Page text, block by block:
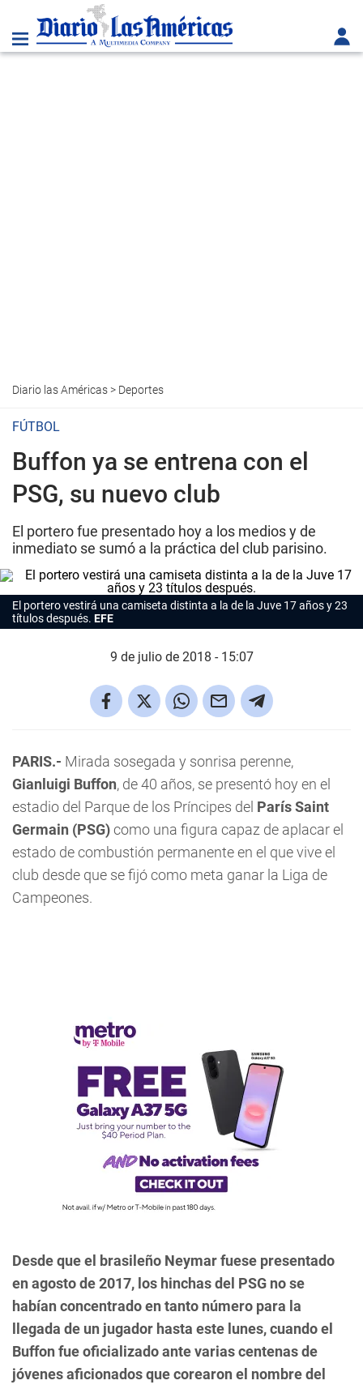
Diario las Américas> Deportes
FÚTBOL
Buffon ya se entrena con el
PSG, su nuevo club
El portero fue presentado hoy a los medios y de
inmediato se sumó a la práctica del club parisino.
El portero vestirá una camiseta distinta a la de la Juve 17 años y 23
títulos después. EFE
9 de julio de 2018 - 15:07
PARIS.- Mirada sosegada y sonrisa perenne,
Gianluigi Buffon, de 40 años, se presentó hoy en el
estadio del Parque de los Príncipes del París Saint
Germain (PSG)como una figura capaz de aplacar el
estado de combustión permanente en el que vive el
club desde que se fijó como meta ganar la Liga de
Campeones.
Desde que el brasileño Neymar fuese presentado
en agosto de 2017, los hinchas del PSG no se
habían concentrado en tanto número para la
llegada de un jugador hasta este lunes, cuando el
Buffon fue oficializado ante varias centenas de
jóvenes aficionados que corearon el nombre del